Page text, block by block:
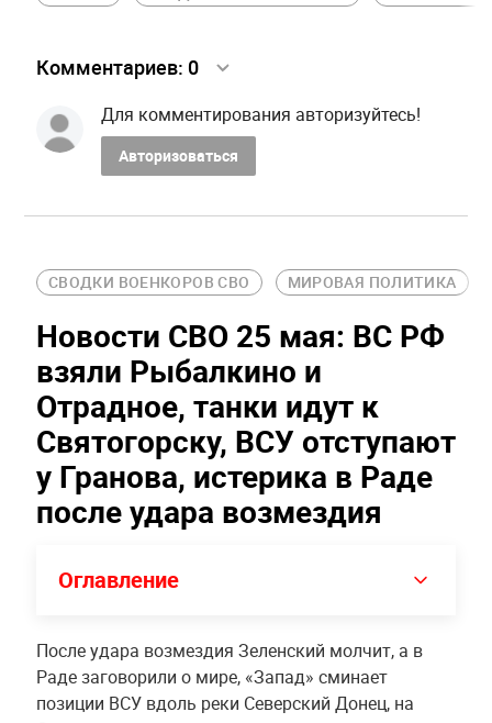
Комментариев: 0
Для комментирования авторизуйтесь!
Авторизоваться
СВОДКИ ВОЕНКОРОВ СВО МИРОВАЯ ПОЛИТИКА
Новости СВО 25 мая: ВС РФ
взяли Рыбалкино и
Отрадное, танки идут к
Святогорску, ВСУ отступают
у Гранова, истерика в Раде
после удара возмездия
Оглавление
После удара возмездия Зеленский молчит, а в
Раде заговорили о мире, «Запад» сминает
позиции ВСУ вдоль реки Северский Донец, на